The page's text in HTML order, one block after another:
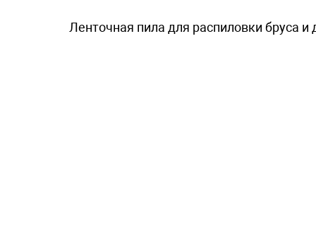
Ленточная пила для распиловки бруса и